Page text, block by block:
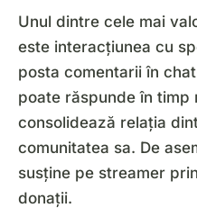
Unul dintre cele mai
este interacțiunea cu
posta comentarii în
poate răspunde în timp
consolidează relația
comunitatea sa. De
susține pe streamer
donații.